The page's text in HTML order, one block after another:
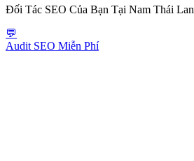
Đối Tác SEO Của Bạn Tại Nam Thái Lan
💬
Audit SEO Miễn Phí